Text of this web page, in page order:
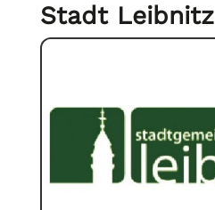
Stadt Leibnitz